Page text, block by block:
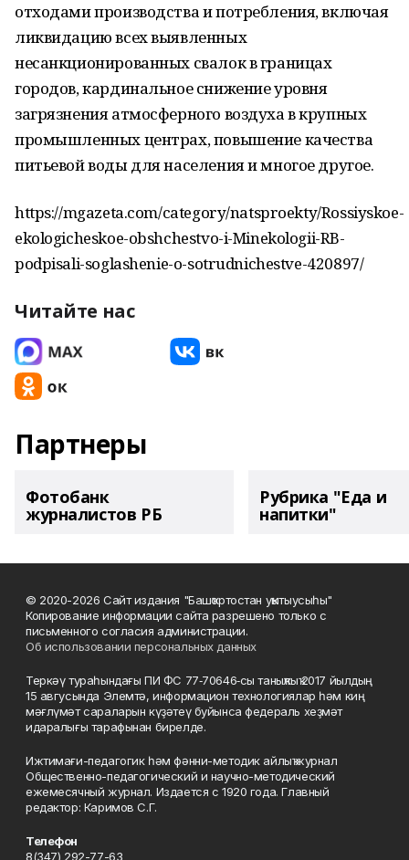
отходами производства и потребления, включая
ликвидацию всех выявленных
несанкционированных свалок в границах
городов, кардинальное снижение уровня
загрязнения атмосферного воздуха в крупных
промышленных центрах, повышение качества
питьевой воды для населения и многое другое.
https://mgazeta.com/category/natsproekty/Rossiyskoe-
ekologicheskoe-obshchestvo-i-Minekologii-RB-
podpisali-soglashenie-o-sotrudnichestve-420897/
Читайте нас
Партнеры
Фотобанк
журналистов РБ
Рубрика "Еда и
напитки"
© 2020-2026 Сайт издания "Башҡортостан уҡытыусыһы"
Копирование информации сайта разрешено только с
письменного согласия администрации.
Об использовании персональных данных
Теркәү тураһындағы ПИ ФС 77‑70646‑сы таныҡлыҡ 2017 йылдың
15 авгусында Элемтә, информацион технологиялар һәм киң
мәғлүмәт сараларын күҙәтеү буйынса федераль хеҙмәт
идаралығы тарафынан бирелде.
Ижтимағи-педагогик һәм фәнни-методик айлыҡ журнал
Общественно-педагогический и научно-методический
ежемесячный журнал. Издается с 1920 года. Главный
редактор: Каримов С.Г.
Телефон
8(347) 292-77-63